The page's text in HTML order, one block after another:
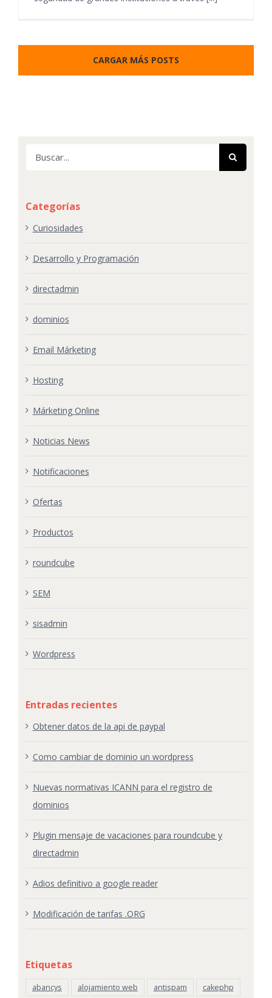
CARGAR MÁS POSTS
Categorías
Curiosidades
Desarrollo y Programación
directadmin
dominios
Email Márketing
Hosting
Márketing Online
Noticias News
Notificaciones
Ofertas
Productos
roundcube
SEM
sisadmin
Wordpress
Entradas recientes
Obtener datos de la api de paypal
Como cambiar de dominio un wordpress
Nuevas normativas ICANN para el registro de
dominios
Plugin mensaje de vacaciones para roundcube y
directadmin
Adios definitivo a google reader
Modificación de tarifas .ORG
Etiquetas
abancys alojamiento web antispam
cakephp